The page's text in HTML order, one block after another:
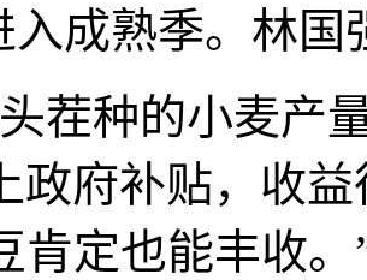
入成熟季。林国
种的小麦产量
政府补贴，收
肯定也能丰收